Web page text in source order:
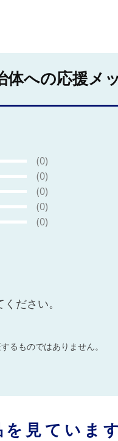
体への応援メ
(0)
(0)
(0)
(0)
(0)
ださい。
るものではありません。
見ています